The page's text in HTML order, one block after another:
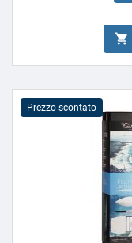

Prezzo scontato